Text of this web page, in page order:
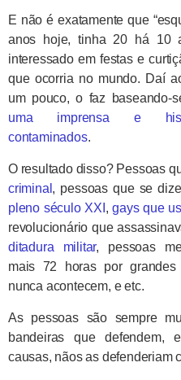
E não é exatamente que
anos hoje, tinha 20 há 10
interessado em festas e
que ocorria no mundo. Daí
um pouco, o faz baseando-
uma imprensa e
contaminados.
O resultado disso? Pessoas
criminal , pessoas que se
pleno século XXI ,gays que
revolucionário que
ditadura militar, pessoas
mais 72 horas por grandes
nunca acontecem, e etc.
As pessoas são sempre
bandeiras que defendem,
causas, nãos as defenderiam